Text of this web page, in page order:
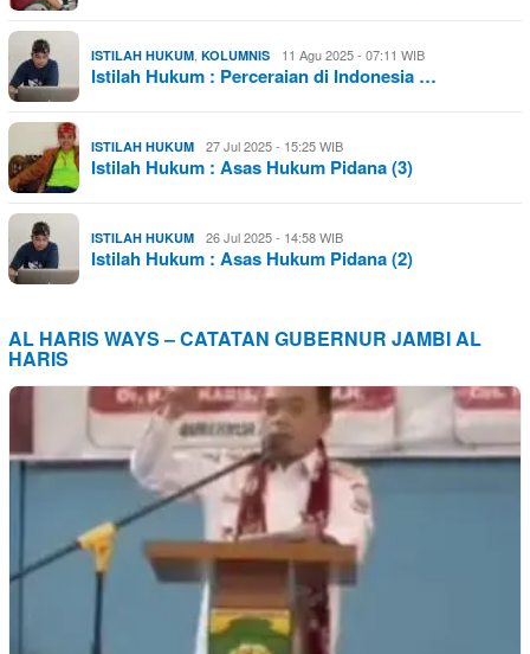
ISTILAH HUKUM, KOLUMNIS 11 Agu 2025 - 07:11 WIB
Istilah Hukum : Perceraian di Indonesia …
ISTILAH HUKUM 27 Jul 2025 - 15:25 WIB
Istilah Hukum : Asas Hukum Pidana (3)
ISTILAH HUKUM 26 Jul 2025 - 14:58 WIB
Istilah Hukum : Asas Hukum Pidana (2)
AL HARIS WAYS – CATATAN GUBERNUR JAMBI AL
HARIS